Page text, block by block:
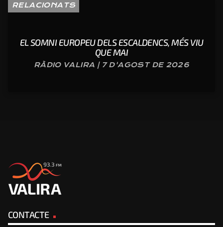
RELACIONATS
EL SOMNI EUROPEU DELS ESCALDENCS, MÉS VIU
QUE MAI
RÀDIO VALIRA | 7 D'AGOST DE 2026
CONTACTE